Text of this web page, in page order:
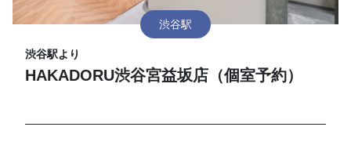
渋谷駅
渋谷駅より
HAKADORU渋谷宮益坂店（個室予約）